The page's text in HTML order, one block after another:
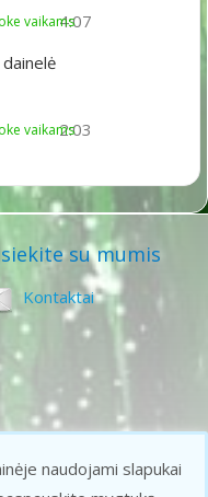
4:07
vaikams
2:03
vaikams
su mumis
Kontaktai
naudojami slapukai